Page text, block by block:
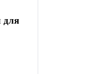
для